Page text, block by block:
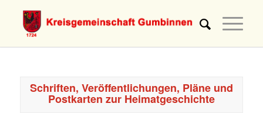
Schriften, Veröffentlichungen, Pläne und
Postkarten zur Heimatgeschichte